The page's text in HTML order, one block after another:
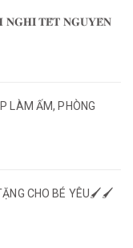
𝐍𝐆𝐇𝐈̉ 𝐓𝐄̂́𝐓 𝐍𝐆𝐔𝐘𝐄̂𝐍
LÀM ẤM, PHÒNG
CHO BÉ YÊU🖌️🖌️